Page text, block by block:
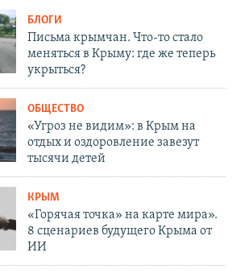
БЛОГИ
Письма крымчан. Что-то стало
меняться в Крыму: где же теперь
укрыться?
ОБЩЕСТВО
«Угроз не видим»: в Крым на
отдых и оздоровление завезут
тысячи детей
КРЫМ
«Горячая точка» на карте мира».
8 сценариев будущего Крыма от
ИИ